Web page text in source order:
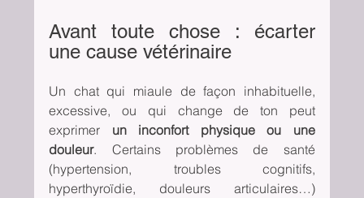
Avant toute chose : écarter
une cause vétérinaire
Un chat qui miaule de façon inhabituelle,
excessive, ou qui change de ton peut
exprimer un inconfort physique ou une
douleur. Certains problèmes de santé
(hypertension, troubles cognitifs,
hyperthyroïdie, douleurs articulaires…)